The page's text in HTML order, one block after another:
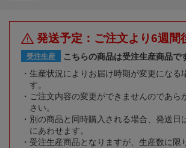
発送予定：ご注文より6週間
受注生産
こちらの商品は受注生産商品で
生産状況によりお届け時期が変更になる
す。
ご注文内容の変更ができませんのであら
さい。
別の商品と同時購入される場合、発送日
にあわせます。
受注生産商品となりますが、生産数に限